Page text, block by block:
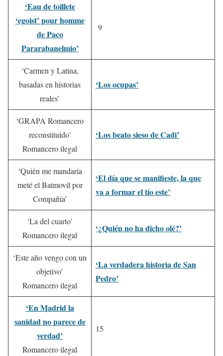
‘Eau de toillete
‘egoist’ pour homme
de Paco
Pararabanelmio’
9
‘Carmen y Latina,
basadas en historias
reales’
‘Los ocupas’
‘GRAPA Romancero
reconstituido’
Romancero ilegal
‘Los beato sieso de Cadi’
‘Quién me mandaría
meté el Batmovil por
Compañía’
‘El día que se manifieste, la que
va a formar el tío este’
‘La del cuarto’
Romancero ilegal
‘¿Quién no ha dicho olé?’
‘Este año vengo con un
objetivo’
Romancero ilegal
‘La verdadera historia de San
Pedro’
‘En Madrid la
sanidad no parece de
verdad’
Romancero ilegal
15